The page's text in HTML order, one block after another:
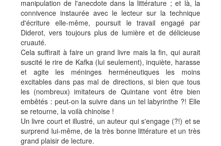
manipulation de l'anecdote dans la littérature ; et là, la
connivence instaurée avec le lecteur sur la technique
d'écriture elle-même, poursuit le travail engagé par
Diderot, vers toujours plus de lumière et de délicieuse
cruauté.
Cela suffirait à faire un grand livre mais la fin, qui aurait
suscité le rire de Kafka (lui seulement), inquiète, harasse
et agite les méninges herméneutiques les moins
excitables dans pas mal de directions, si bien que tous
les (nombreux) imitateurs de Quintane vont être bien
embêtés : peut-on la suivre dans un tel labyrinthe ?! Elle
se retourne, la voilà chinoise !
Un livre court et illustré, un auteur qui s'engage (?!) et se
surprend lui-même, de la très bonne littérature et un très
grand plaisir de lecture.